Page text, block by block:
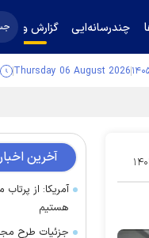
چندرسانه‌ایی گزارش و
Thursday 06 August 2026
۲۷ آخرین
آمریکا: از
هستیم
جزئیات طرح